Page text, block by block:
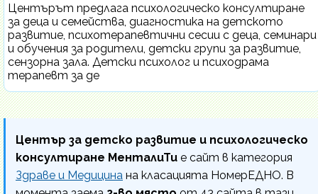
Центърът предлага психологическо консултиране
за деца и семейства, диагностика на детското
развитие, психотерапевтични сесии с деца, семинари
и обучения за родители, детски групи за развитие,
сензорна зала. Детски психолог и психодрама
терапевт за де
Център за детско развитие и психологическо
консултиране МенталиТи е сайт в категория
Здраве и Медицина на класацията НомерЕДНО. В